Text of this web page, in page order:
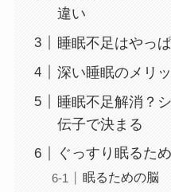
違い
睡眠不足はやっ
深い睡眠のメリ
睡眠不足解消？
伝子で決まる
ぐっすり眠るた
眠るための脳